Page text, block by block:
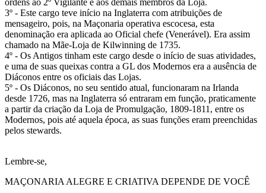
3º - Este cargo teve início na Inglaterra com atribuições de
mensageiro, pois, na Maçonaria operativa escocesa, esta
denominação era aplicada ao Oficial chefe (Venerável). Era assim
chamado na Mãe-Loja de Kilwinning de 1735.
4º - Os Antigos tinham este cargo desde o início de suas atividades,
e uma de suas queixas contra a GL dos Modernos era a ausência de
Diáconos entre os oficiais das Lojas.
5º - Os Diáconos, no seu sentido atual, funcionaram na Irlanda
desde 1726, mas na Inglaterra só entraram em função, praticamente
a partir da criação da Loja de Promulgação, 1809-1811, entre os
Modernos, pois até aquela época, as suas funções eram preenchidas
pelos stewards.
Lembre-se,
MAÇONARIA ALEGRE E CRIATIVA DEPENDE DE VOCÊ